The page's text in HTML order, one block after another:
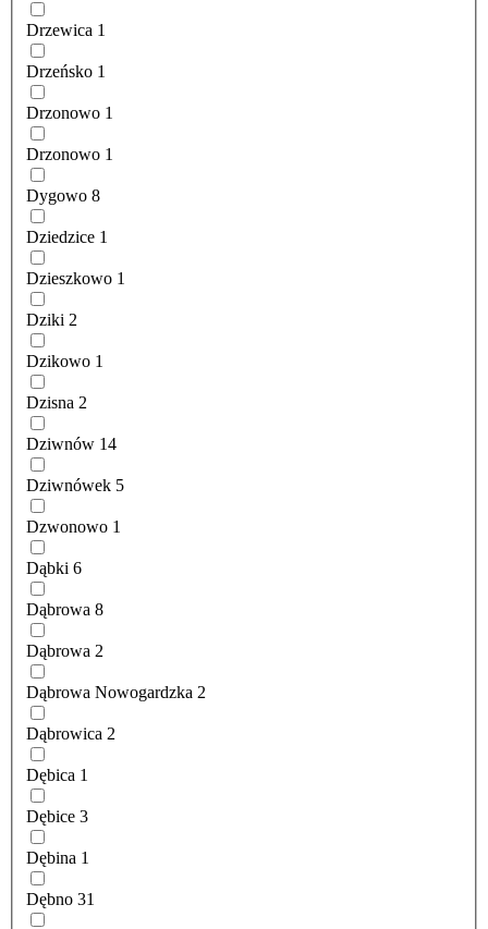
Drzewica 1
Drzeńsko 1
Drzonowo 1
Drzonowo 1
Dygowo 8
Dziedzice 1
Dzieszkowo 1
Dziki 2
Dzikowo 1
Dzisna 2
Dziwnów 14
Dziwnówek 5
Dzwonowo 1
Dąbki 6
Dąbrowa 8
Dąbrowa 2
Dąbrowa Nowogardzka 2
Dąbrowica 2
Dębica 1
Dębice 3
Dębina 1
Dębno 31